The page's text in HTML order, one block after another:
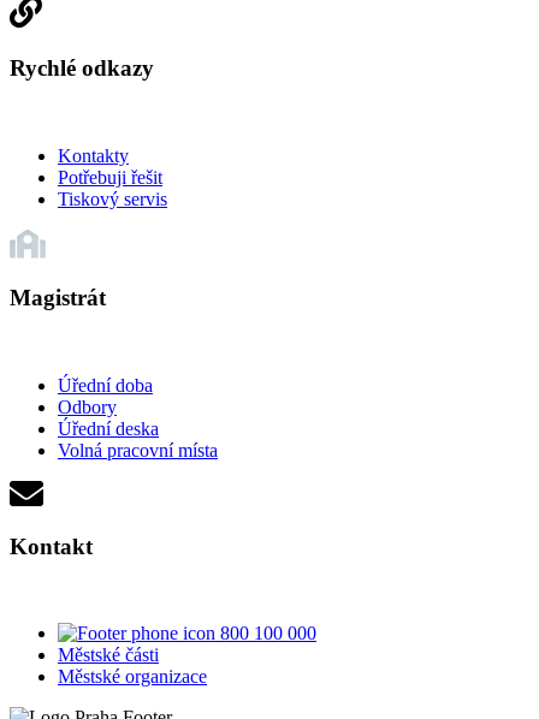
Rychlé odkazy
Kontakty
Potřebuji řešit
Tiskový servis
Magistrát
Úřední doba
Odbory
Úřední deska
Volná pracovní místa
Kontakt
800 100 000
Městské části
Městské organizace